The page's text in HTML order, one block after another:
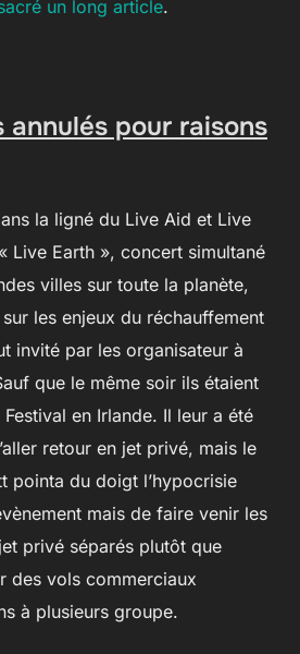
un long article.
annulés pour raisons
la ligné du Live Aid et Live
Live Earth », concert simultané
villes sur toute la planète,
les enjeux du réchauffement
invité par les organisateur à
que le même soir ils étaient
en Irlande. Il leur a été
retour en jet privé, mais le
pointa du doigt l’hypocrisie
mais de faire venir les
privé séparés plutôt que
des vols commerciaux
à plusieurs groupe.